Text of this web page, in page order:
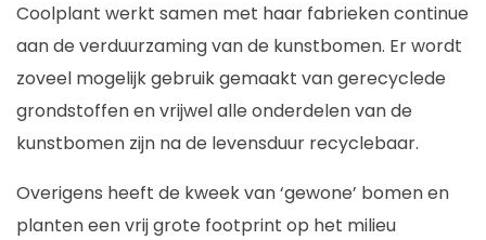
Coolplant werkt samen met haar fabrieken continue
aan de verduurzaming van de kunstbomen. Er wordt
zoveel mogelijk gebruik gemaakt van gerecyclede
grondstoffen en vrijwel alle onderdelen van de
kunstbomen zijn na de levensduur recyclebaar.
Overigens heeft de kweek van ‘gewone’ bomen en
planten een vrij grote footprint op het milieu